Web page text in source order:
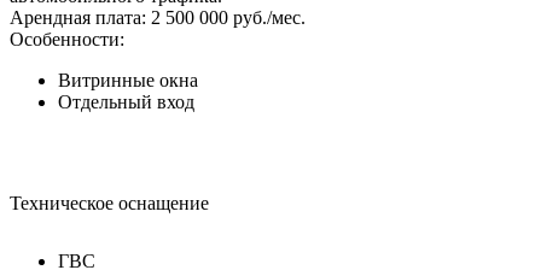
Арендная плата: 2 500 000 руб./мес.
Особенности:
Витринные окна
Отдельный вход
Техническое оснащение
ГВС